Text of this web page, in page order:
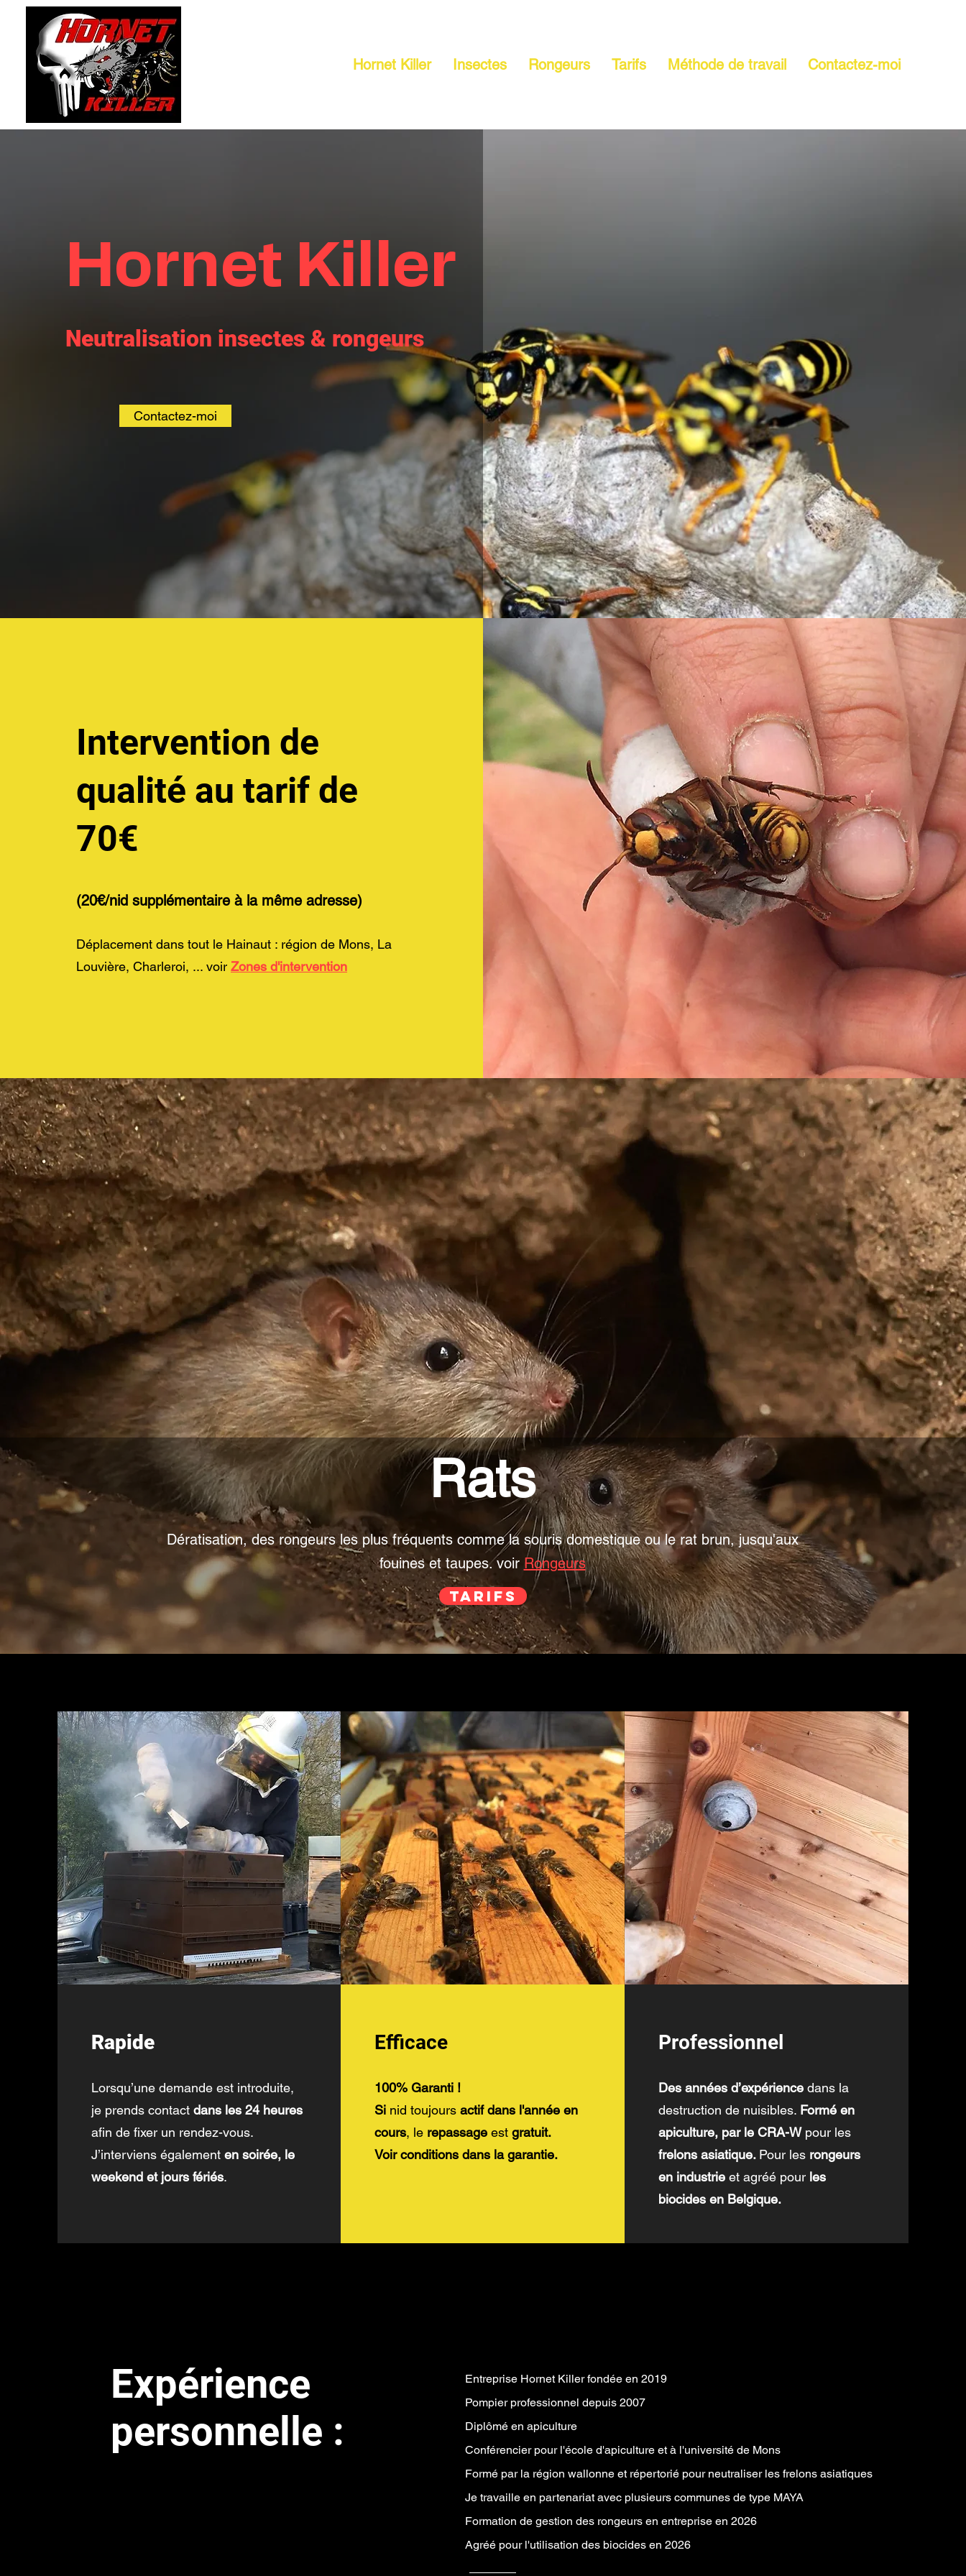
Hornet Killer Insectes Rongeurs Tarifs Méthode de travail Contactez-moi
Hornet Killer
Neutralisation insectes & rongeurs
Contactez-moi
Intervention de
qualité au tarif de
70€
(20€/nid supplémentaire à la même adresse)
Déplacement dans tout le Hainaut : région de Mons, La
Louvière, Charleroi, ... voir Zones d'intervention
Rats
Dératisation, des rongeurs les plus fréquents comme la souris domestique ou le rat brun, jusqu'aux
fouines et taupes. voir Rongeurs
Tarifs
Rapide
Lorsqu’une demande est introduite,
je prends contact dans les 24 heures
afin de fixer un rendez-vous.
J’interviens également en soirée, le
weekend et jours fériés.
Efficace
100% Garanti !
Si nid toujours actif dans l'année en
cours, le repassageest gratuit.
Voir conditions dans la garantie.
Professionnel
Des années d’expériencedans la
destruction de nuisibles. Formé en
apiculture, par le CRA-W pour les
frelons asiatique. Pour les rongeurs
en industrie et agréé pourles
biocides en Belgique.
Expérience
personnelle :
Entreprise Hornet Killer fondée en 2019
Pompier professionnel depuis 2007
Diplômé en apiculture
Conférencier pour l'école d'apiculture et à l'université de Mons
Formé par la région wallonne et répertorié pour neutraliser les frelons asiatiques
Je travaille en partenariat avec plusieurs communes de type MAYA
Formation de gestion des rongeurs en entreprise en 2026
Agréé pour l'utilisation des biocides en 2026